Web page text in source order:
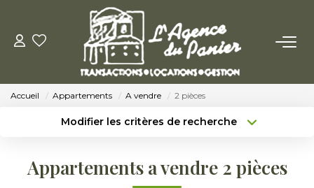
ACHETER
Acheter
Nos Conseils Pour Acquérir
LOUER
Accueil Appartements A vendre 2 pièces
Modifier les critères de recherche
Sélectionnez...
Type de bien
Appartements a vendre 2 pièces